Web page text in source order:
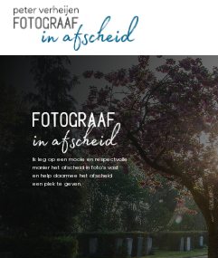
Ik leg op een mooie en respectvolle
manier het afscheid in foto’s vast
en help daarmee het afscheid
een plek te geven.